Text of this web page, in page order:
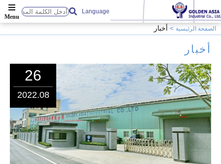
Language
الصفحة الرئيسية أخبار
أخبار
26
2022.08